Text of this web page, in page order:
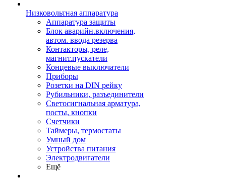
Низковольтная аппаратура
Аппаратура защиты
Блок аварийн.включения,
автом. ввода резерва
Контакторы, реле,
магнит.пускатели
Концевые выключатели
Приборы
Розетки на DIN рейку
Рубильники, разъединители
Светосигнальная арматура,
посты, кнопки
Счетчики
Таймеры, термостаты
Умный дом
Устройства питания
Электродвигатели
Ещё